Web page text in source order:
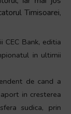
Timisoarei,
CEC Bank, editia
in ultimii
de cand a
in cresterea
sudica, prin